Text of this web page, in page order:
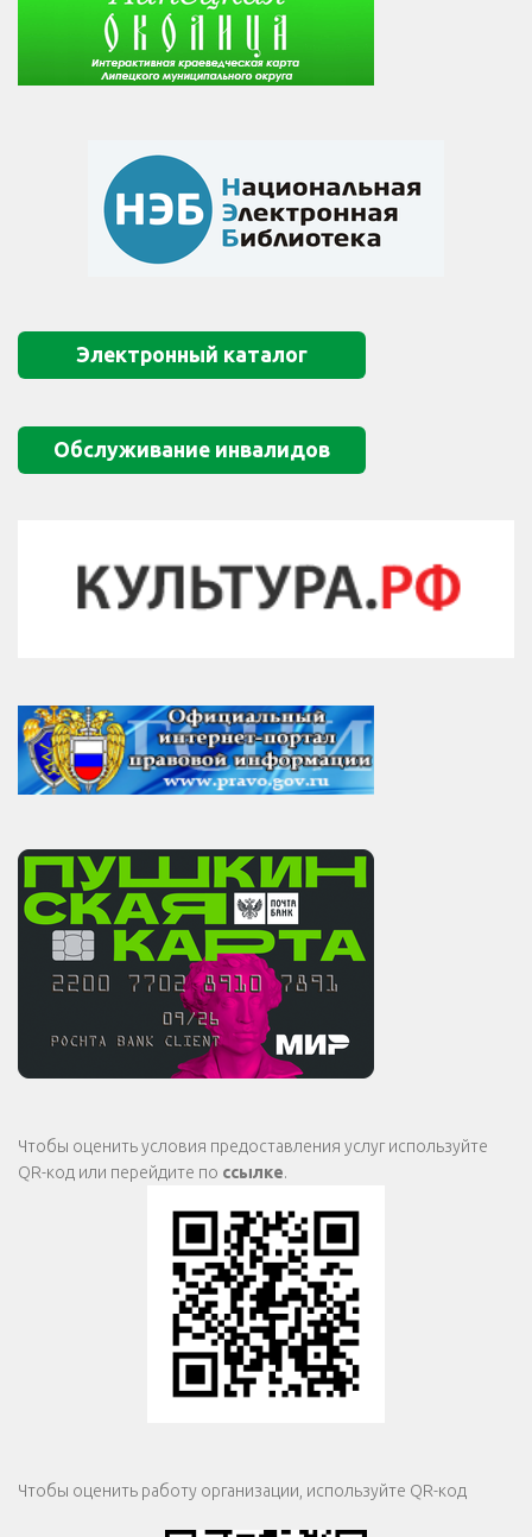
Электронный каталог
Обслуживание инвалидов
Чтобы оценить условия предоставления услуг используйте
QR-код или перейдите по ссылке.
Чтобы оценить работу организации, используйте QR-код